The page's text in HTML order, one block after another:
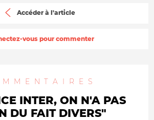
Accéder à l'article
vous pour commenter
INTER, ON N'A PAS
DU FAIT DIVERS"